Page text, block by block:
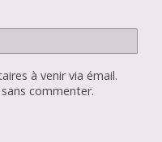
à venir via émail.
commenter.